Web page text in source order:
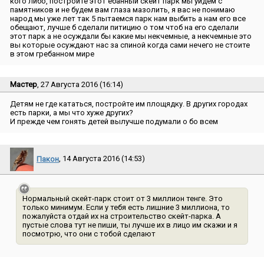
памятников и не будем вам глаза мазолить, я вас не понимаю
народ мы уже лет так 5 пытаемся парк нам выбить а нам его все
обещают, лучше б сделали питицию о том чтоб на его сделали
этот парк а не осуждали бы какие мы некчемные, а некчемные это
вы которые осуждают нас за спиной когда сами нечего не стоите
в этом гребанном мире
Мастер, 27 Августа 2016 (16:14)
Детям не где кататься, постройте им площядку. В других городах
есть парки, а мы что хуже других?
И прежде чем гонять детей вылучше подумали о бо всем
Пакон, 14 Августа 2016 (14:53)
Нормальный скейт-парк стоит от 3 миллион тенге. Это
только минимум. Если у тебя есть лишние 3 миллиона, то
пожалуйста отдай их на строительство скейт-парка. А
пустые слова тут не пиши, ты лучше их в лицо им скажи и я
посмотрю, что они с тобой сделают